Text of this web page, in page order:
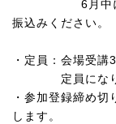
6 月
振込みください。
・定員：会場受講
定員になり次
・参加登録締め
します。